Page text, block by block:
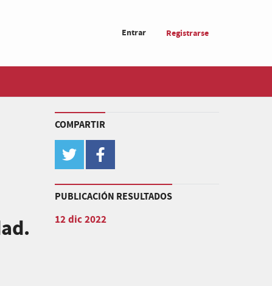
Entrar Registrarse
COMPARTIR
twitter
PUBLICACIÓN RESULTADOS
12 dic 2022